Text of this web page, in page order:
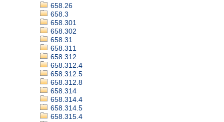
658.26
658.3
658.301
658.302
658.31
658.311
658.312
658.312.4
658.312.5
658.312.8
658.314
658.314.4
658.314.5
658.315.4